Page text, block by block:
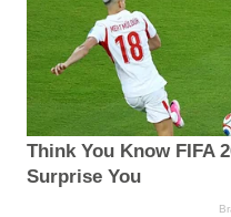
Think You Know FIFA
Surprise You